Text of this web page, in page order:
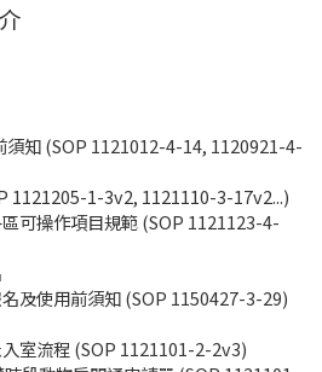
須知 (SOP 1121012-4-14, 1120921-4-
1121205-1-3v2, 1121110-3-17v2...)
可操作項目規範 (SOP 1121123-4-
及使用前須知 (SOP 1150427-3-29)
室流程 (SOP 1121101-2-2v3)